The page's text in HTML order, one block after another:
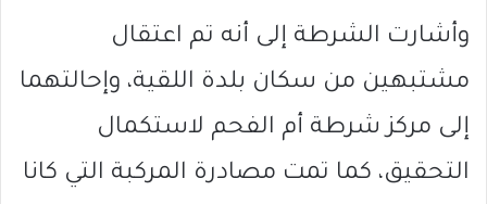
وأشارت الشرطة إلى أنه تم اعتقال
مشتبهين من سكان بلدة اللقية، وإحالتهما
إلى مركز شرطة أم الفحم لاستكمال
التحقيق، كما تمت مصادرة المركبة التي كانا